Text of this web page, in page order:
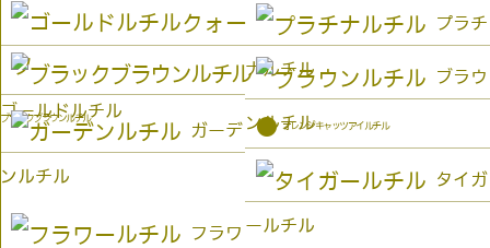
ゴールドルチル
プラチ
ナルチル
ブラックブラウンルチル
ブラウ
ンルチル
ガーデ
ンルチル
● オレンジキャッツアイルチル
タイガ
ールチル
フラワ